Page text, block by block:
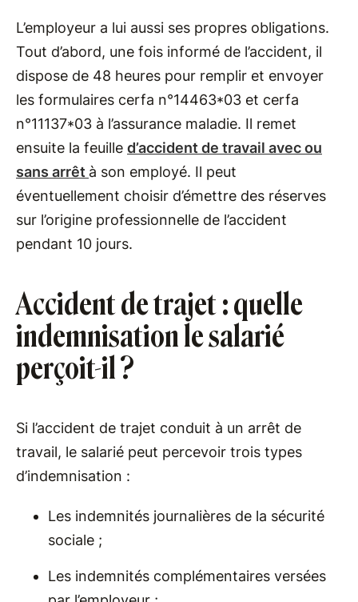
L’employeur a lui aussi ses propres obligations.
Tout d’abord, une fois informé de l’accident, il
dispose de 48 heures pour remplir et envoyer
les formulaires cerfa n°14463*03 et cerfa
n°11137*03 à l’assurance maladie. Il remet
ensuite la feuille d’accident de travail avec ou
sans arrêt à son employé. Il peut
éventuellement choisir d’émettre des réserves
sur l’origine professionnelle de l’accident
pendant 10 jours.
Accident de trajet : quelle
indemnisation le salarié
perçoit-il ?
Si l’accident de trajet conduit à un arrêt de
travail, le salarié peut percevoir trois types
d’indemnisation :
Les indemnités journalières de la sécurité
sociale ;
Les indemnités complémentaires versées